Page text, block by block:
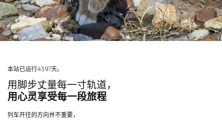
本站已运行4397天。
用脚步丈量每一寸轨道，
用心灵享受每一段旅程
列车开往的方向并不重要，